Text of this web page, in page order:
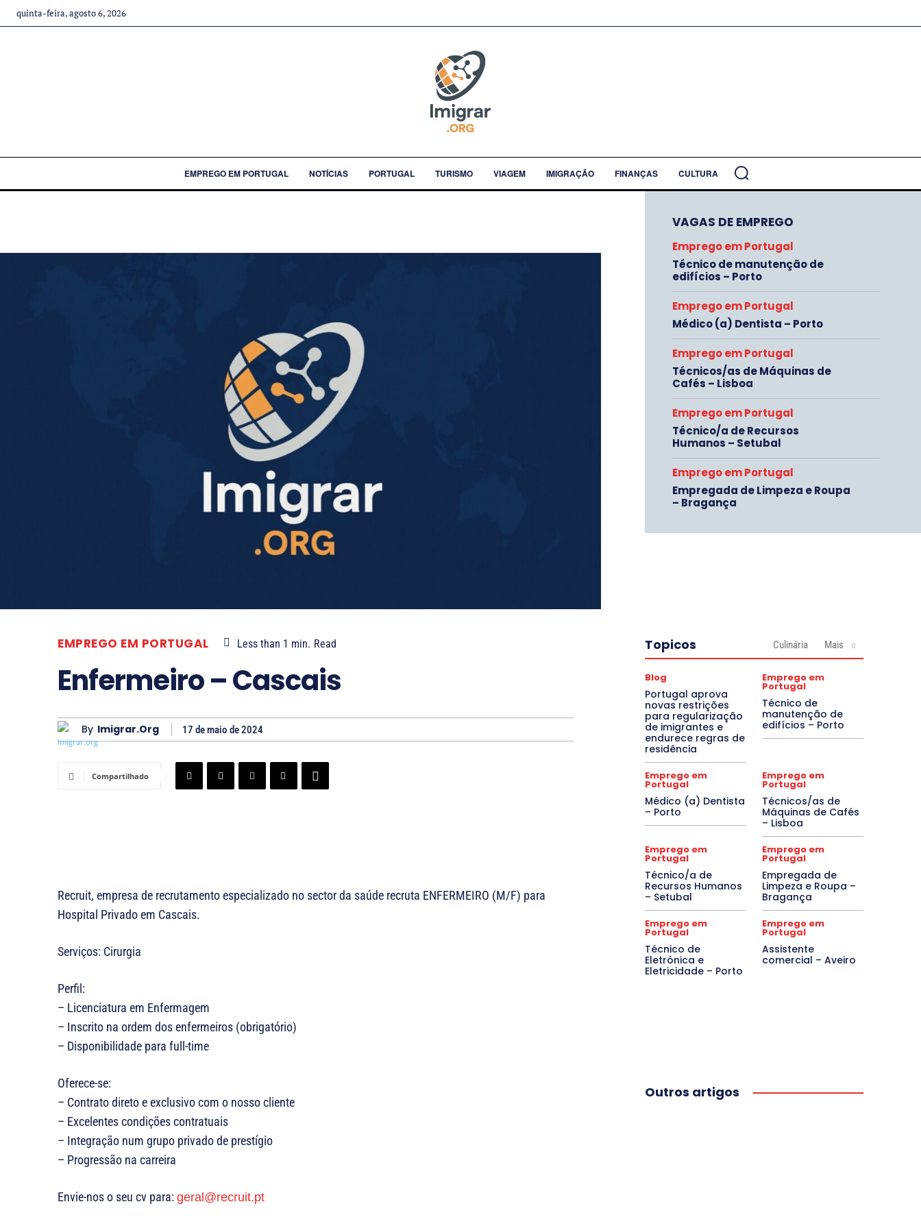
quinta-feira, agosto 6, 2026
EMPREGO EM PORTUGAL NOTÍCIAS PORTUGAL TURISMO VIAGEM IMIGRAÇÃO FINANÇAS CULTURA
EMPREGO EM PORTUGAL Less than 1 min. Read
Enfermeiro – Cascais
By Imigrar.org 17 de maio de 2024
Compartilhado
Recruit, empresa de recrutamento especializado no sector da saúde recruta ENFERMEIRO (M/F) para
Hospital Privado em Cascais.
Serviços: Cirurgia
Perfil:
– Licenciatura em Enfermagem
– Inscrito na ordem dos enfermeiros (obrigatório)
– Disponibilidade para full-time
Oferece-se:
– Contrato direto e exclusivo com o nosso cliente
– Excelentes condições contratuais
– Integração num grupo privado de prestígio
– Progressão na carreira
Envie-nos o seu cv para: geral@recruit.pt
VAGAS DE EMPREGO
Emprego em Portugal
Técnico de manutenção de
edifícios – Porto
Emprego em Portugal
Médico (a) Dentista – Porto
Emprego em Portugal
Técnicos/as de Máquinas de
Cafés – Lisboa
Emprego em Portugal
Técnico/a de Recursos
Humanos – Setubal
Emprego em Portugal
Empregada de Limpeza e Roupa
– Bragança
Topicos Culinária Mais
Blog
Portugal aprova
novas restrições
para regularização
de imigrantes e
endurece regras de
residência
Emprego em
Portugal
Técnico de
manutenção de
edifícios – Porto
Emprego em
Portugal
Médico (a) Dentista
– Porto
Emprego em
Portugal
Técnicos/as de
Máquinas de Cafés
– Lisboa
Emprego em
Portugal
Técnico/a de
Recursos Humanos
– Setubal
Emprego em
Portugal
Empregada de
Limpeza e Roupa –
Bragança
Emprego em
Portugal
Técnico de
Eletrónica e
Eletricidade – Porto
Emprego em
Portugal
Assistente
comercial – Aveiro
Outros artigos